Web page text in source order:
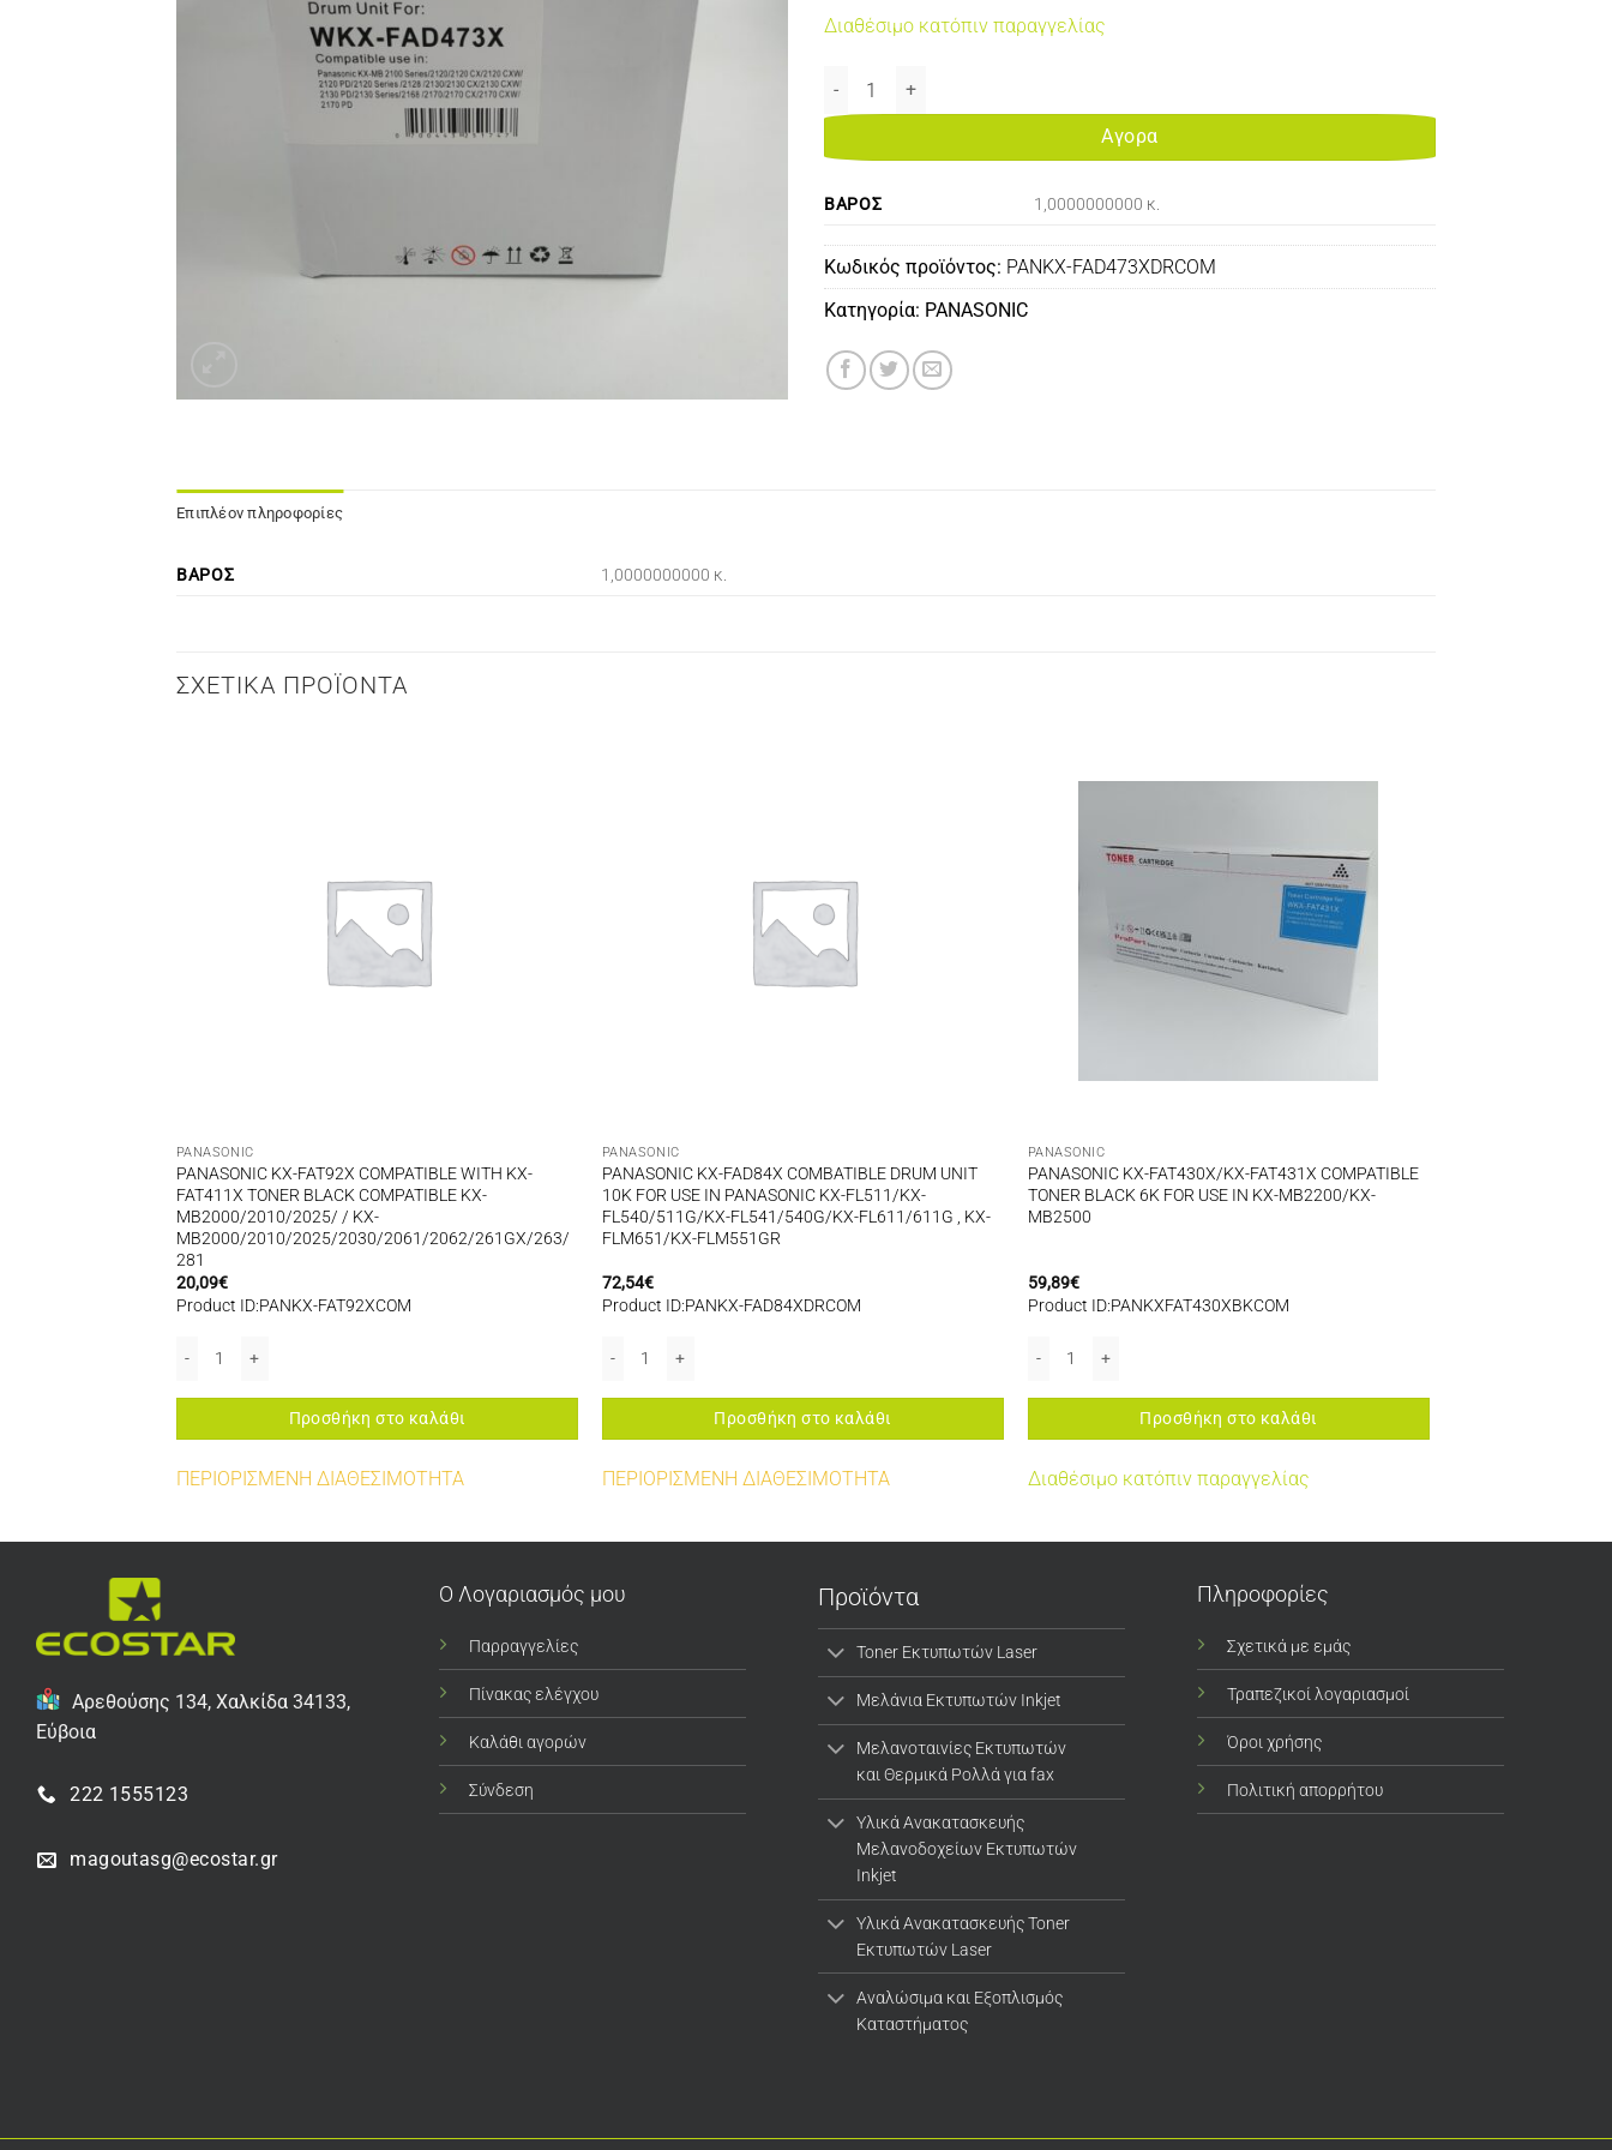
Διαθέσιμο κατόπιν παραγγελίας
PANASONIC KX-FAD473X COMPATIBLE DRUM UNIT 10K FOR USE IN PANASONIC KX-MB2120/KX-
Αγορα
ΒΆΡΟΣ 1,0000000000 κ.
Κωδικός προϊόντος: PANKX-FAD473XDRCOM
Κατηγορία: PANASONIC
Επιπλέον πληροφορίες
ΒΆΡΟΣ 1,0000000000 κ.
ΣΧΕΤΙΚΆ ΠΡΟΪΌΝΤΑ
PANASONIC
PANASONIC KX-FAT92X COMPATIBLE WITH KX-
FAT411X TONER BLACK COMPATIBLE KX-
MB2000/2010/2025/ / KX-
MB2000/2010/2025/2030/2061/2062/261GX/263/
281
20,09€
Product ID:PANKX-FAT92XCOM
Προσθήκη στο καλάθι
ΠΕΡΙΟΡΙΣΜΕΝΗ ΔΙΑΘΕΣΙΜΟΤΗΤΑ
PANASONIC
PANASONIC KX-FAD84X COMBATIBLE DRUM UNIT
10K FOR USE IN PANASONIC KX-FL511/KX-
FL540/511G/KX-FL541/540G/KX-FL611/611G , KX-
FLM651/KX-FLM551GR
72,54€
Product ID:PANKX-FAD84XDRCOM
Προσθήκη στο καλάθι
ΠΕΡΙΟΡΙΣΜΕΝΗ ΔΙΑΘΕΣΙΜΟΤΗΤΑ
PANASONIC
PANASONIC KX-FAT430X/KX-FAT431X COMPATIBLE
TONER BLACK 6K FOR USE IN KX-MB2200/KX-
MB2500
59,89€
Product ID:PANKXFAT430XBKCOM
Προσθήκη στο καλάθι
Διαθέσιμο κατόπιν παραγγελίας
Αρεθούσης 134, Χαλκίδα 34133,
Εύβοια
222 1555123
magoutasg@ecostar.gr
Ο Λογαριασμός μου
Παρραγγελίες
Πίνακας ελέγχου
Καλάθι αγορών
Σύνδεση
Προϊόντα
Toner Εκτυπωτών Laser
Μελάνια Εκτυπωτών Inkjet
Μελανοταινίες Εκτυπωτών
και Θερμικά Ρολλά για fax
Υλικά Ανακατασκευής
Μελανοδοχείων Εκτυπωτών
Inkjet
Υλικά Ανακατασκευής Toner
Εκτυπωτών Laser
Αναλώσιμα και Εξοπλισμός
Καταστήματος
Πληροφορίες
Σχετικά με εμάς
Τραπεζικοί λογαριασμοί
Όροι χρήσης
Πολιτική απορρήτου